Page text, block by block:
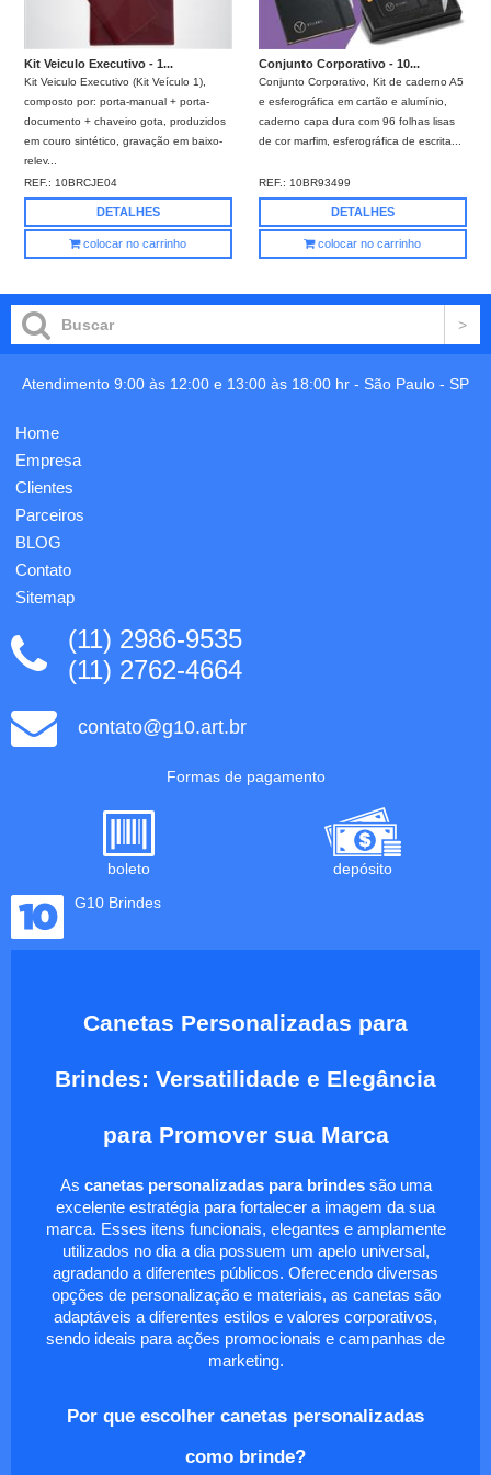
Kit Veiculo Executivo - 1...
Kit Veiculo Executivo (Kit Veículo 1),
composto por: porta-manual + porta-
documento + chaveiro gota, produzidos
em couro sintético, gravação em baixo-
relev...
REF.:10BRCJE04
DETALHES
colocar no carrinho
Conjunto Corporativo - 10...
Conjunto Corporativo, Kit de caderno A5
e esferográfica em cartão e alumínio,
caderno capa dura com 96 folhas lisas
de cor marfim, esferográfica de escrita...
REF.:10BR93499
DETALHES
colocar no carrinho
Atendimento 9:00 às 12:00 e 13:00 às 18:00 hr - São Paulo - SP
Home
Empresa
Clientes
Parceiros
BLOG
Contato
Sitemap
(11) 2986-9535
(11) 2762-4664
contato@g10.art.br
Formas de pagamento
boleto
depósito
G10 Brindes
Canetas Personalizadas para
Brindes: Versatilidade e Elegância
para Promover sua Marca
As canetas personalizadas para brindessão uma
excelente estratégia para fortalecer a imagem da sua
marca. Esses itens funcionais, elegantes e amplamente
utilizados no dia a dia possuem um apelo universal,
agradando a diferentes públicos. Oferecendo diversas
opções de personalização e materiais, as canetas são
adaptáveis a diferentes estilos e valores corporativos,
sendo ideais para ações promocionais e campanhas de
marketing.
Por que escolher canetas personalizadas
como brinde?